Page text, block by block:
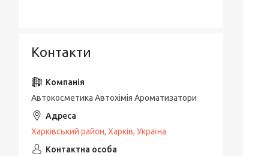
Контакти
Автокосметика Автохімія Ароматизатори
Харківський район, Харків, Україна